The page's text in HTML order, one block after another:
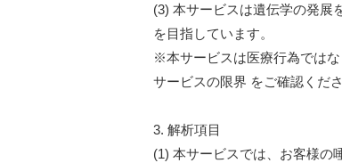
(3) 本サービスは遺伝学の発展
を目指しています。
※本サービスは医療行為では
サービスの限界 をご確認くださ
3. 解析項目
(1) 本サービスでは、お客様の